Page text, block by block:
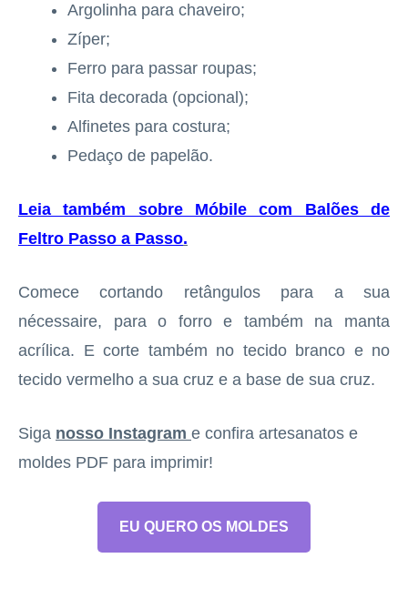
Argolinha para chaveiro;
Zíper;
Ferro para passar roupas;
Fita decorada (opcional);
Alfinetes para costura;
Pedaço de papelão.
Leia também sobre Móbile com Balões de
Feltro Passo a Passo.
Comece cortando retângulos para a sua
nécessaire, para o forro e também na manta
acrílica. E corte também no tecido branco e no
tecido vermelho a sua cruz e a base de sua cruz.
Siga nosso Instagram e confira artesanatos e
moldes PDF para imprimir!
EU QUERO OS MOLDES